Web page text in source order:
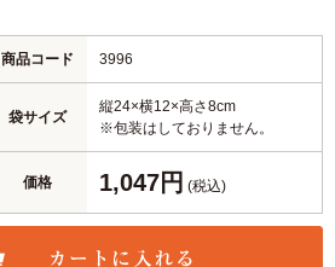
商品コード 3996
袋サイズ
縦24×横12×高さ8cm
※包装はしておりません。
価格 1,047円 (税込)